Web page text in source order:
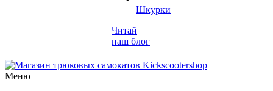
Шкурки
Читай
наш блог
Меню